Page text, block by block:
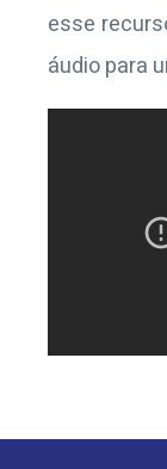
esse
áudio para